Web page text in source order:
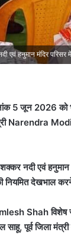
एवं हनुमान मंदिर परिसर
5 जून 2026
Narendra
नदी एवं
नियमित देखभाल
Shah
साहू, पूर्व जिला